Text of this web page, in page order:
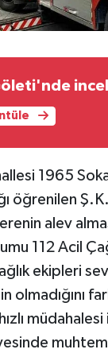
1965
öğrenilen
alev
112 Acil
ekipleri